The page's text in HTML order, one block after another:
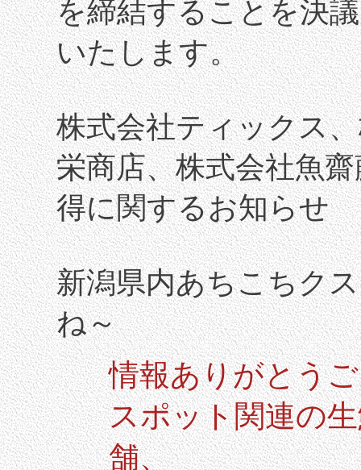
を締結することを決
いたします。
株式会社ティックス
栄商店、株式会社魚
得に関するお知らせ
新潟県内あちこちク
ね～
情報ありがとう
スポット関連の
舗、